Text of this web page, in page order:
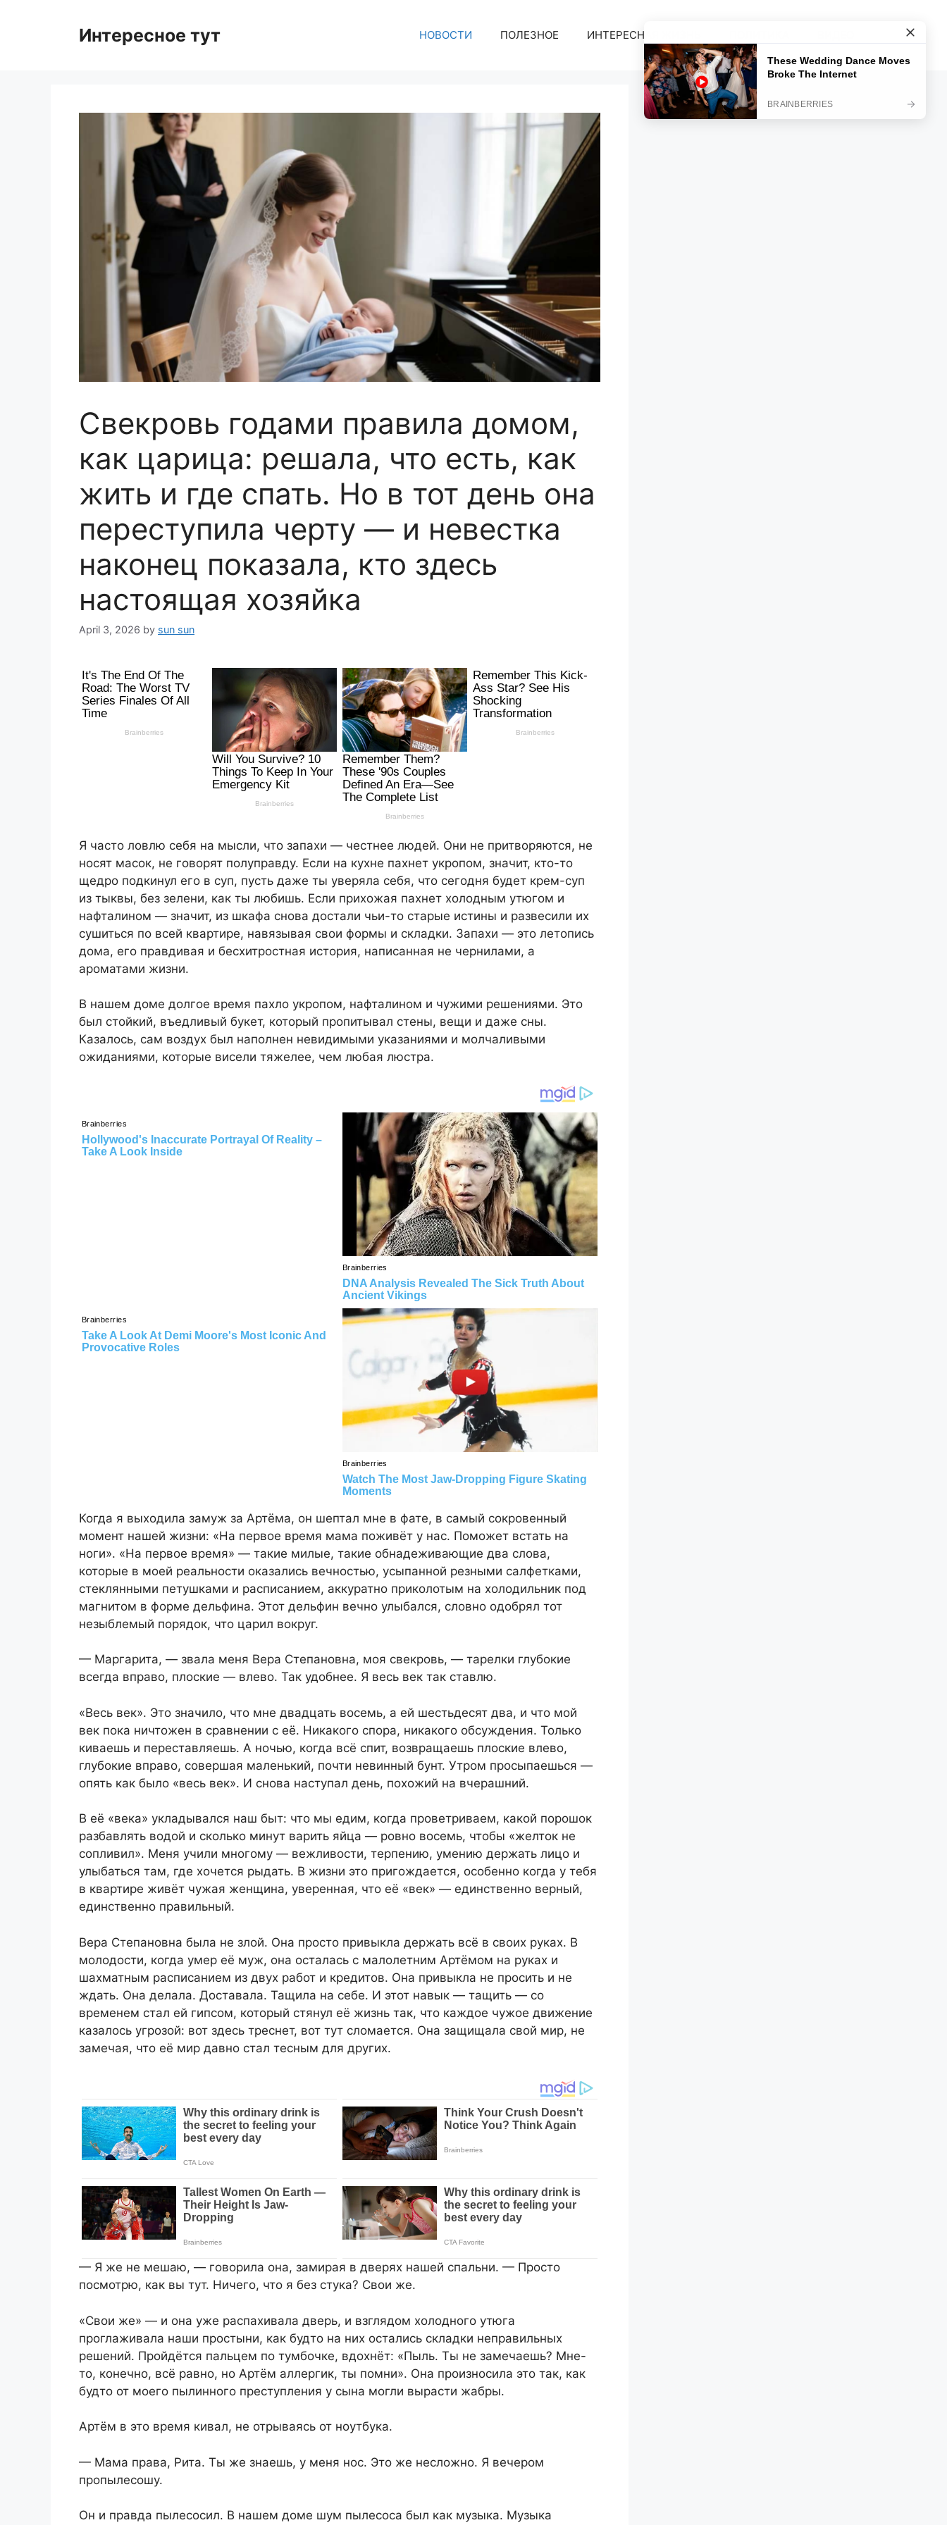
Интересное тут НОВОСТИ ПОЛЕЗНОЕ ИНТЕРЕСНАЯ ЖИЗНЬ
Свекровь годами правила домом,
как царица: решала, что есть, как
жить и где спать. Но в тот день она
переступила черту — и невестка
наконец показала, кто здесь
настоящая хозяйка
April 3, 2026 by sun sun
Я часто ловлю себя на мысли, что запахи — честнее людей. Они не притворяются, не
носят масок, не говорят полуправду. Если на кухне пахнет укропом, значит, кто-то
щедро подкинул его в суп, пусть даже ты уверяла себя, что сегодня будет крем-суп
из тыквы, без зелени, как ты любишь. Если прихожая пахнет холодным утюгом и
нафталином — значит, из шкафа снова достали чьи-то старые истины и развесили их
сушиться по всей квартире, навязывая свои формы и складки. Запахи — это летопись
дома, его правдивая и бесхитростная история, написанная не чернилами, а
ароматами жизни.
В нашем доме долгое время пахло укропом, нафталином и чужими решениями. Это
был стойкий, въедливый букет, который пропитывал стены, вещи и даже сны.
Казалось, сам воздух был наполнен невидимыми указаниями и молчаливыми
ожиданиями, которые висели тяжелее, чем любая люстра.
Когда я выходила замуж за Артёма, он шептал мне в фате, в самый сокровенный
момент нашей жизни: «На первое время мама поживёт у нас. Поможет встать на
ноги». «На первое время» — такие милые, такие обнадеживающие два слова,
которые в моей реальности оказались вечностью, усыпанной резными салфетками,
стеклянными петушками и расписанием, аккуратно приколотым на холодильник под
магнитом в форме дельфина. Этот дельфин вечно улыбался, словно одобрял тот
незыблемый порядок, что царил вокруг.
— Маргарита, — звала меня Вера Степановна, моя свекровь, — тарелки глубокие
всегда вправо, плоские — влево. Так удобнее. Я весь век так ставлю.
«Весь век». Это значило, что мне двадцать восемь, а ей шестьдесят два, и что мой
век пока ничтожен в сравнении с её. Никакого спора, никакого обсуждения. Только
киваешь и переставляешь. А ночью, когда всё спит, возвращаешь плоские влево,
глубокие вправо, совершая маленький, почти невинный бунт. Утром просыпаешься —
опять как было «весь век». И снова наступал день, похожий на вчерашний.
В её «века» укладывался наш быт: что мы едим, когда проветриваем, какой порошок
разбавлять водой и сколько минут варить яйца — ровно восемь, чтобы «желток не
сопливил». Меня учили многому — вежливости, терпению, умению держать лицо и
улыбаться там, где хочется рыдать. В жизни это пригождается, особенно когда у тебя
в квартире живёт чужая женщина, уверенная, что её «век» — единственно верный,
единственно правильный.
Вера Степановна была не злой. Она просто привыкла держать всё в своих руках. В
молодости, когда умер её муж, она осталась с малолетним Артёмом на руках и
шахматным расписанием из двух работ и кредитов. Она привыкла не просить и не
ждать. Она делала. Доставала. Тащила на себе. И этот навык — тащить — со
временем стал ей гипсом, который стянул её жизнь так, что каждое чужое движение
казалось угрозой: вот здесь треснет, вот тут сломается. Она защищала свой мир, не
замечая, что её мир давно стал тесным для других.
— Я же не мешаю, — говорила она, замирая в дверях нашей спальни. — Просто
посмотрю, как вы тут. Ничего, что я без стука? Свои же.
«Свои же» — и она уже распахивала дверь, и взглядом холодного утюга
проглаживала наши простыни, как будто на них остались складки неправильных
решений. Пройдётся пальцем по тумбочке, вдохнёт: «Пыль. Ты не замечаешь? Мне-
то, конечно, всё равно, но Артём аллергик, ты помни». Она произносила это так, как
будто от моего пылинного преступления у сына могли вырасти жабры.
Артём в это время кивал, не отрываясь от ноутбука.
— Мама права, Рита. Ты же знаешь, у меня нос. Это же несложно. Я вечером
пропылесошу.
Он и правда пылесосил. В нашем доме шум пылесоса был как музыка. Музыка